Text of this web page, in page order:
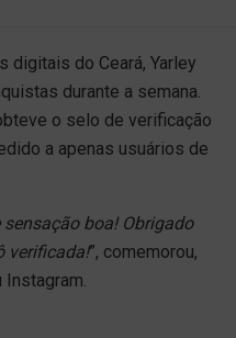
digitais do Ceará, Yarley
durante a semana.
o selo de verificação
a apenas usuários de
boa! Obrigado
verificada!”, comemorou,
Instagram.